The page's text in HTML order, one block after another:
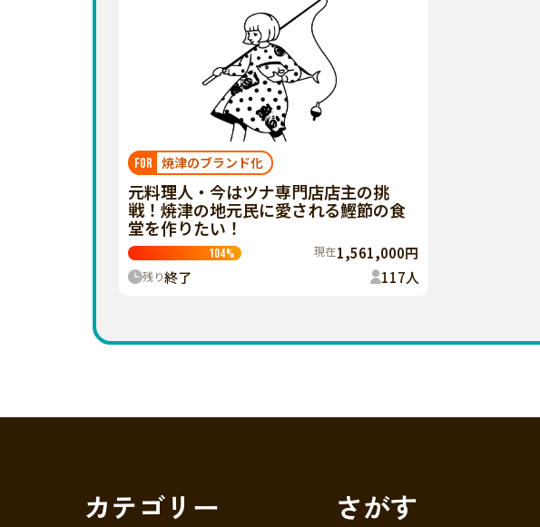
FOR 焼津のブランド化
元料理人・今はツナ専門店店主の挑
戦！焼津の地元民に愛される鰹節の食
堂を作りたい！
104% 現在1,561,000円
残り終了 117人
カテゴリー さがす